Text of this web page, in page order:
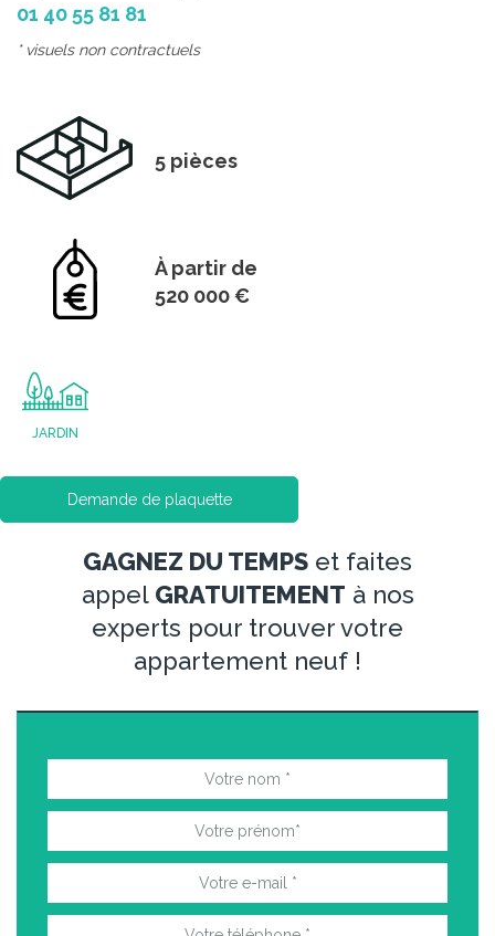
01 40 55 81 81
* visuels non contractuels
5 pièces
À partir de
520 000 €
JARDIN
Demande de plaquette
GAGNEZ DU TEMPS et faites
appel GRATUITEMENT à nos
experts pour trouver votre
appartement neuf !